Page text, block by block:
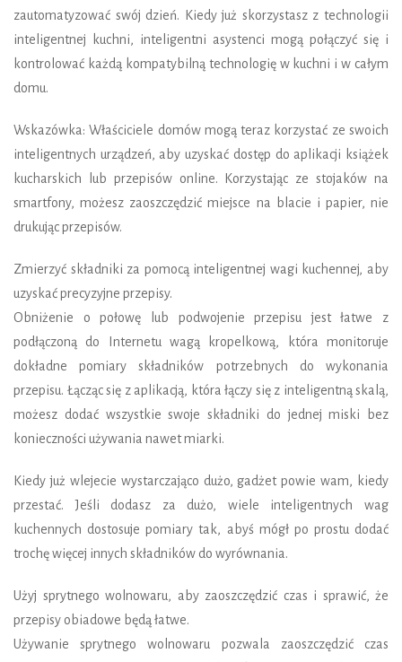
zautomatyzować swój dzień. Kiedy już skorzystasz z technologii
inteligentnej kuchni, inteligentni asystenci mogą połączyć się i
kontrolować każdą kompatybilną technologię w kuchni i w całym
domu.
Wskazówka: Właściciele domów mogą teraz korzystać ze swoich
inteligentnych urządzeń, aby uzyskać dostęp do aplikacji książek
kucharskich lub przepisów online. Korzystając ze stojaków na
smartfony, możesz zaoszczędzić miejsce na blacie i papier, nie
drukując przepisów.
Zmierzyć składniki za pomocą inteligentnej wagi kuchennej, aby
uzyskać precyzyjne przepisy.
Obniżenie o połowę lub podwojenie przepisu jest łatwe z
podłączoną do Internetu wagą kropelkową, która monitoruje
dokładne pomiary składników potrzebnych do wykonania
przepisu. Łącząc się z aplikacją, która łączy się z inteligentną skalą,
możesz dodać wszystkie swoje składniki do jednej miski bez
konieczności używania nawet miarki.
Kiedy już wlejecie wystarczająco dużo, gadżet powie wam, kiedy
przestać. Jeśli dodasz za dużo, wiele inteligentnych wag
kuchennych dostosuje pomiary tak, abyś mógł po prostu dodać
trochę więcej innych składników do wyrównania.
Użyj sprytnego wolnowaru, aby zaoszczędzić czas i sprawić, że
przepisy obiadowe będą łatwe.
Używanie sprytnego wolnowaru pozwala zaoszczędzić czas